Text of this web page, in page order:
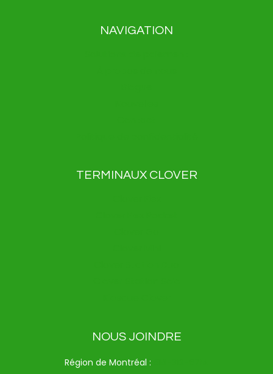
NAVIGATION
TERMINAUX CLOVER
NOUS JOINDRE
Région de Montréal :